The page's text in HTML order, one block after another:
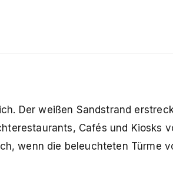
Der weißen Sandstrand
Cafés und Kiosks
wenn die beleuchteten Türme